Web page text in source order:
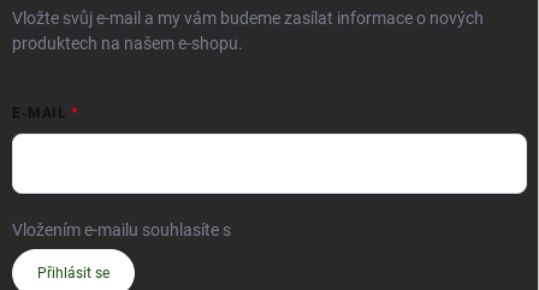
Vložte svůj e-mail a my vám budeme zasílat informace o nových
produktech na našem e-shopu.
E-MAIL
Vložením e-mailu souhlasíte s
Přihlásit se